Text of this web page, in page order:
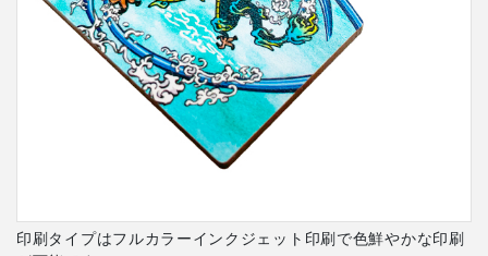
印刷タイプはフルカラーインクジェット印刷で色鮮やかな印刷